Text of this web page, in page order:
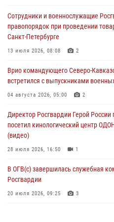
задержаны в Дагестане при
06 августа 2026, 09:00
В Югре при силовой поддержке
06 августа 2026, 08:56 2
Офицер СОБР Росгвардии выступил
06 августа 2026, 08:27
Сотрудники и военнослужащие
правопорядок при проведении
Санкт-Петербурге
13 июля 2026, 08:08 2
Врио командующего Северо-
встретился с выпускниками
04 августа 2026, 05:00 2
Директор Росгвардии Герой
посетил кинологический центр
(видео)
28 июля 2026, 16:50 1
В ОГВ(с) завершилась служебная
Росгвардии
20 июля 2026, 09:25 3